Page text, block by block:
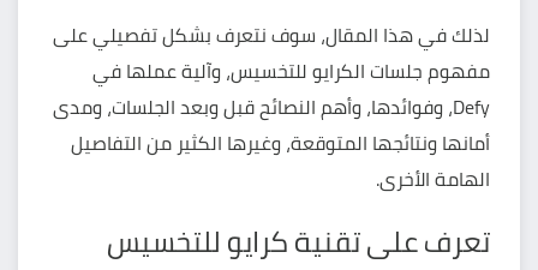
لذلك في هذا المقال، سوف نتعرف بشكل تفصيلي على
مفهوم جلسات الكرايو للتخسيس، وآلية عملها في
Defy، وفوائدها، وأهم النصائح قبل وبعد الجلسات، ومدى
أمانها ونتائجها المتوقعة، وغيرها الكثير من التفاصيل
الهامة الأخرى.
تعرف على تقنية كرايو للتخسيس